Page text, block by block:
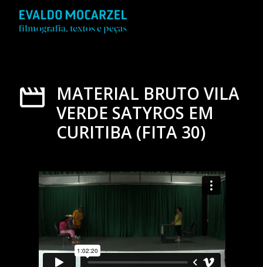
MATERIAL BRUTO VILA
VERDE SATYROS EM
CURITIBA (FITA 30)